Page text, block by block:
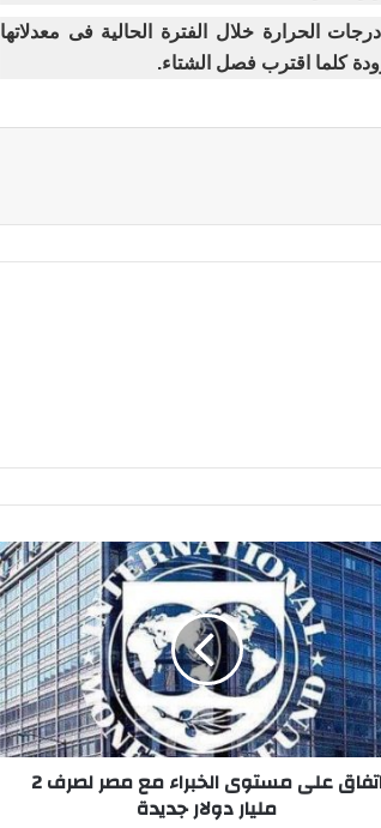
الحرارة خلال الفترة الحالية فى معدلاتها
كلما اقترب فصل الشتاء.
اتفاق على مستوى الخبراء مع مصر لصرف 2
مليار دولار جديدة